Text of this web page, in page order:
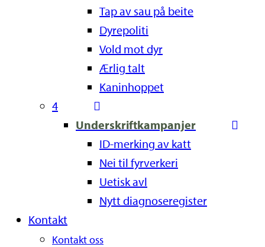
Tap av sau på beite
Dyrepoliti
Vold mot dyr
Ærlig talt
Kaninhoppet
4
Underskriftkampanjer
ID-merking av katt
Nei til fyrverkeri
Uetisk avl
Nytt diagnoseregister
Kontakt
Kontakt oss